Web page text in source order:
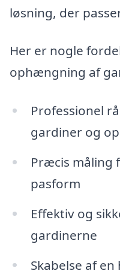
løsning, der
Her er nogle
ophængning af
Professionel
gardiner og
Præcis måling
pasform
Effektiv og
gardinerne
Skabelse af